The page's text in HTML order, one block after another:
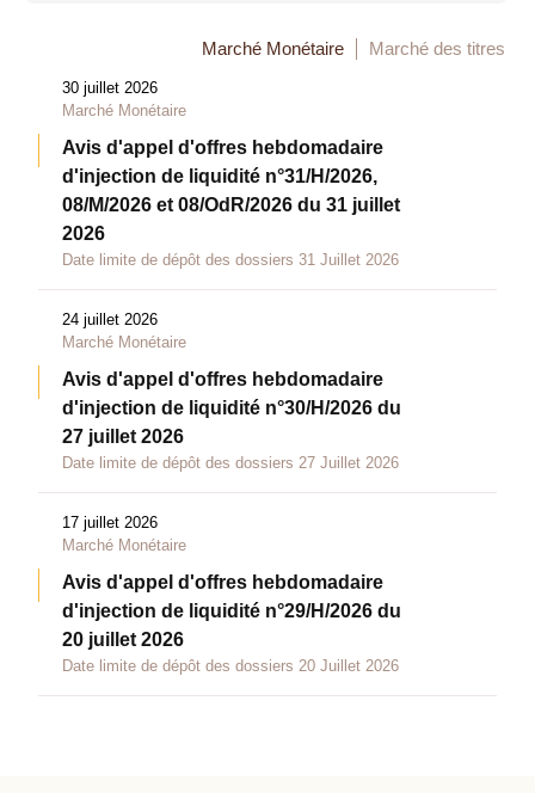
Marché Monétaire Marché des titres
30 juillet 2026
Marché Monétaire
Avis d'appel d'offres hebdomadaire
d'injection de liquidité n°31/H/2026,
08/M/2026 et 08/OdR/2026 du 31 juillet
2026
Date limite de dépôt des dossiers 31 Juillet 2026
24 juillet 2026
Marché Monétaire
Avis d'appel d'offres hebdomadaire
d'injection de liquidité n°30/H/2026 du
27 juillet 2026
Date limite de dépôt des dossiers 27 Juillet 2026
17 juillet 2026
Marché Monétaire
Avis d'appel d'offres hebdomadaire
d'injection de liquidité n°29/H/2026 du
20 juillet 2026
Date limite de dépôt des dossiers 20 Juillet 2026